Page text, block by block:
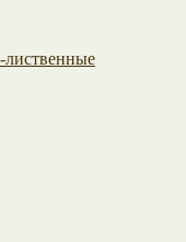
лиственные